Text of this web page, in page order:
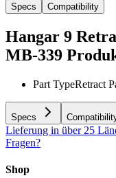
Specs Compatibility
Hangar 9
MB-339
Part TypeRetract
Specs
Lieferung in über 25
Fragen?
Shop